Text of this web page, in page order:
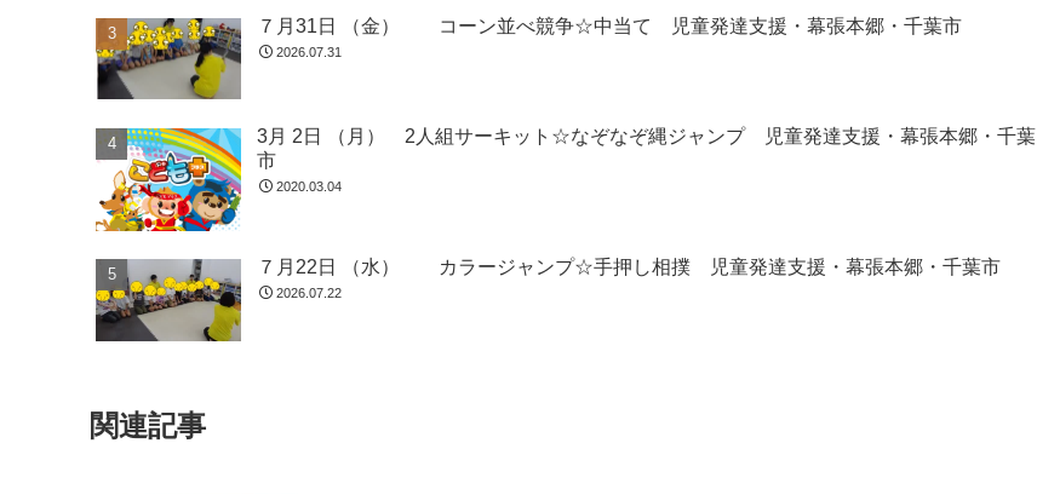
７月31日 （金） コーン並べ競争☆中当て 児童発達支援・幕張本郷・千葉市
2026.07.31
3月 2日 （月） 2人組サーキット☆なぞなぞ縄ジャンプ 児童発達支援・幕張本郷・千葉
市
2020.03.04
７月22日 （水） カラージャンプ☆手押し相撲 児童発達支援・幕張本郷・千葉市
2026.07.22
関連記事